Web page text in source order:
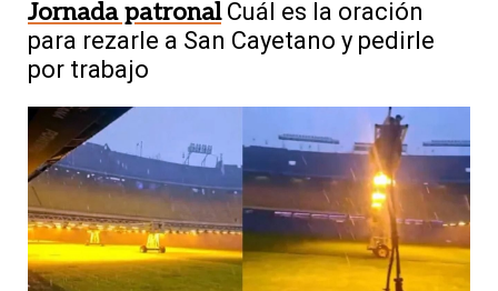
Jornada patronal Cuál es la oración
para rezarle a San Cayetano y pedirle
por trabajo